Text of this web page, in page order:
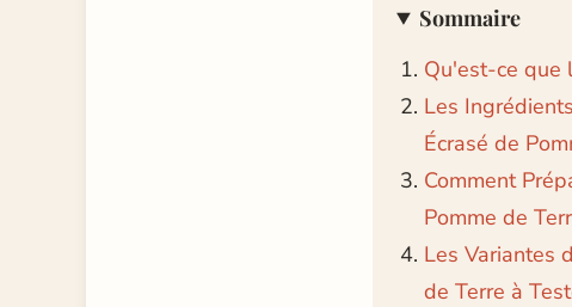
Sommaire
Qu'est-ce que
Les
Écrasé de
Comment
Pomme de
Les Variantes
de Terre à